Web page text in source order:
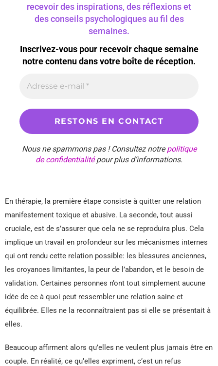
recevoir des inspirations, des réflexions et
des conseils psychologiques au fil des
semaines.
Inscrivez-vous pour recevoir chaque semaine
notre contenu dans votre boîte de réception.
Nous ne spammons pas ! Consultez notrepolitique
de confidentialitépour plus d’informations.
En thérapie, la première étape consiste à quitter une relation
manifestement toxique et abusive. La seconde, tout aussi
cruciale, est de s’assurer que cela ne se reproduira plus. Cela
implique un travail en profondeur sur les mécanismes internes
qui ont rendu cette relation possible: les blessures anciennes,
les croyances limitantes, la peur de l’abandon, et le besoin de
validation. Certaines personnes n’ont tout simplement aucune
idée de ce à quoi peut ressembler une relation saine et
équilibrée. Elles ne la reconnaîtraient pas si elle se présentait à
elles.
Beaucoup affirment alors qu’elles ne veulent plus jamais être en
couple. En réalité, ce qu’elles expriment, c’est un refus